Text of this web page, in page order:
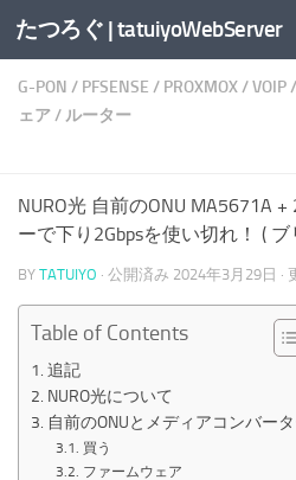
コンテンツへスキップ
たつろぐ | tatuiyoWebServer
G-PON / PFSENSE / PROXMOX/VOIP/
ェア/ルーター
NURO光 自前のONU MA5671A
ーで下り2Gbpsを使い切れ！ (
BY TATUIYO · 公開済み 2024年3月29日 ·
Table of Contents
追記
NURO光について
自前のONUとメディアコンバー
買う
ファームウェア